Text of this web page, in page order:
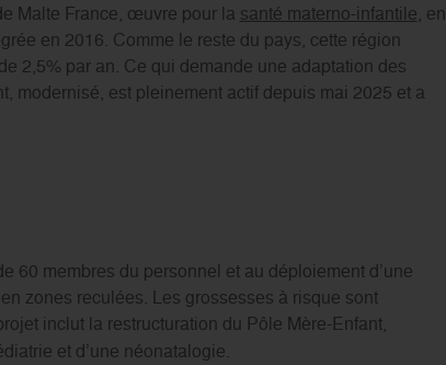
Malte France, œuvre pour la santé materno-infantile, en
en 2016. Comme le reste du pays, cette région
2,5% par an. Ce qui demande une adaptation des
modernisé, est pleinement actif depuis mai 2025 et a
60 membres du personnel et au déploiement d’une
zones reculées. Les grossesses à risque sont
inclut la restructuration du Pôle Mère-Enfant,
et d’une néonatalogie.